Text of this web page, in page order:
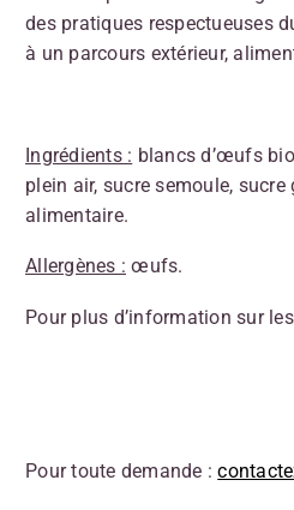
des pratiques respectueuses
à un parcours extérieur,
Ingrédients : blancs d’œufs
plein air, sucre semoule,
alimentaire.
Allergènes : œufs.
Pour plus d’information sur
Pour toute demande :